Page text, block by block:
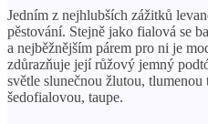
Jedním z nejhlubších zážitků
pěstování. Stejně jako fialová se
a nejběžnějším párem pro ni je
zdůrazňuje její růžový jemný
světle slunečnou žlutou,
šedofialovou, taupe.